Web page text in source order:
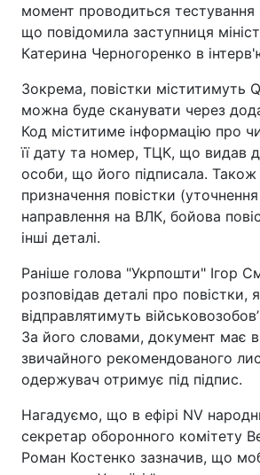
момент проводиться тестування
що повідомила заступниця
Катерина Черногоренко в
Зокрема, повістки міститимуть
можна буде сканувати через
Код міститиме інформацію про
її дату та номер, ТЦК, що видав
особи, що його підписала. Також
призначення повістки
направлення на ВЛК, бойова
інші деталі.
Раніше голова "Укрпошти" Ігор
розповідав деталі про повістки,
відправлятимуть
За його словами, документ має
звичайного рекомендованого
одержувач отримує під підпис.
Нагадуємо, що в ефірі NV
секретар оборонного комітету
Роман Костенко зазначив, що